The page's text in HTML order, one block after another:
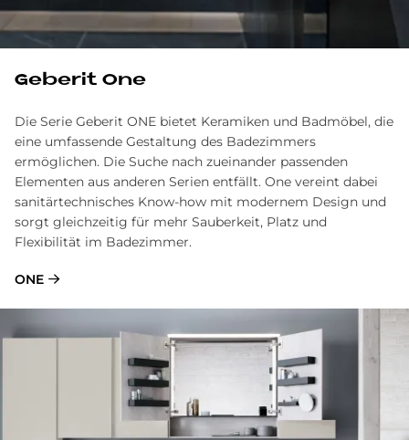
Ge­be­rit One
Die Serie Geberit ONE bietet Keramiken und Badmöbel, die
eine umfassende Gestaltung des Badezimmers
ermöglichen. Die Suche nach zueinander passenden
Elementen aus anderen Serien entfällt. One vereint dabei
sanitärtechnisches Know-how mit modernem Design und
sorgt gleichzeitig für mehr Sauberkeit, Platz und
Flexibilität im Badezimmer.
ONE